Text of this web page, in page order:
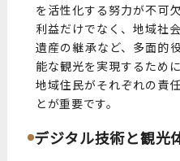
を活性化する努力が不可
利益だけでなく、地域社
遺産の継承など、多面的
能な観光を実現するため
地域住民がそれぞれの責
とが重要です。
デジタル技術と観光